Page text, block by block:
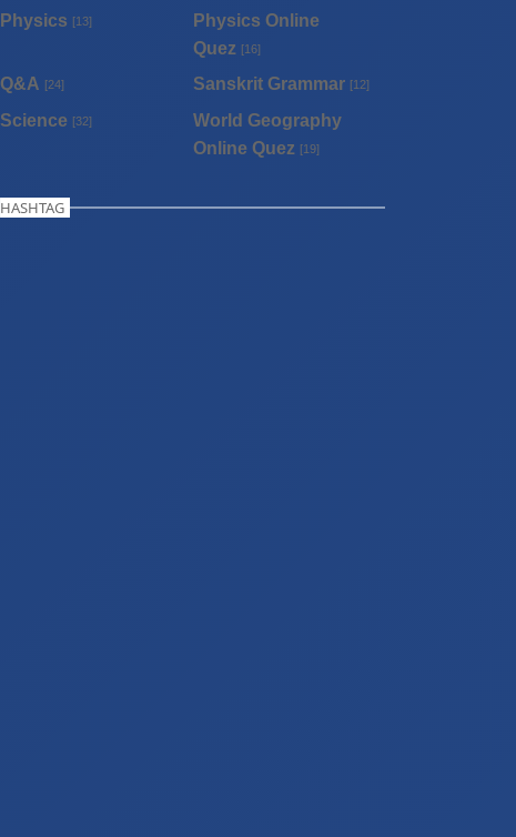
Physics [13]
Physics Online
Quez [16]
Q&A [24] Sanskrit Grammar [12]
Science [32]
World Geography
Online Quez [19]
HASHTAG